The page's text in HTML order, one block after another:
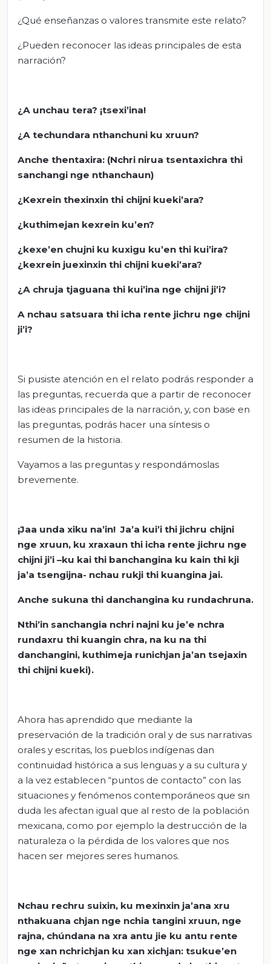
¿Qué enseñanzas o valores transmite este relato?
¿Pueden reconocer las ideas principales de esta
narración?
¿A unchau tera? ¡tsexi’ina!
¿A techundara nthanchuni ku xruun?
Anche thentaxira: (Nchri nirua tsentaxichra thi
sanchangi nge nthanchaun)
¿Kexrein thexinxin thi chijni kueki’ara?
¿kuthimejan kexrein ku’en?
¿kexe’en chujni ku kuxigu ku’en thi kui’ira?
¿kexrein juexinxin thi chijni kueki’ara?
¿A chruja tjaguana thi kui’ina nge chijni ji’i?
A nchau satsuara thi icha rente jichru nge chijni
ji’i?
Si pusiste atención en el relato podrás responder a
las preguntas, recuerda que a partir de reconocer
las ideas principales de la narración, y, con base en
las preguntas, podrás hacer una síntesis o
resumen de la historia.
Vayamos a las preguntas y respondámoslas
brevemente.
¡Jaa unda xiku na’in! Ja’a kui’i thi jichru chijni
nge xruun, ku xraxaun thi icha rente jichru nge
chijni ji’i –ku kai thi banchangina ku kain thi kji
ja’a tsengijna- nchau rukji thi kuangina jai.
Anche sukuna thi danchangina ku rundachruna.
Nthi’in sanchangia nchri najni ku je’e nchra
rundaxru thi kuangin chra, na ku na thi
danchangini, kuthimeja runichjan ja’an tsejaxin
thi chijni kueki).
Ahora has aprendido que mediante la
preservación de la tradición oral y de sus narrativas
orales y escritas, los pueblos indígenas dan
continuidad histórica a sus lenguas y a su cultura y
a la vez establecen “puntos de contacto” con las
situaciones y fenómenos contemporáneos que sin
duda les afectan igual que al resto de la población
mexicana, como por ejemplo la destrucción de la
naturaleza o la pérdida de los valores que nos
hacen ser mejores seres humanos.
Nchau rechru suixin, ku mexinxin ja’ana xru
nthakuana chjan nge nchia tangini xruun, nge
rajna, chúndana na xra antu jie ku antu rente
nge xan nchrichjan ku xan xichjan: tsukue’en